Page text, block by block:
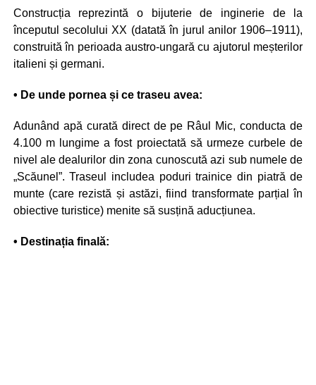
Construcția reprezintă o bijuterie de inginerie de la
începutul secolului XX (datată în jurul anilor 1906–1911),
construită în perioada austro-ungară cu ajutorul meșterilor
italieni și germani.
• De unde pornea și ce traseu avea:
Adunând apă curată direct de pe Râul Mic, conducta de
4.100 m lungime a fost proiectată să urmeze curbele de
nivel ale dealurilor din zona cunoscută azi sub numele de
„Scăunel”. Traseul includea poduri trainice din piatră de
munte (care rezistă și astăzi, fiind transformate parțial în
obiective turistice) menite să susțină aducțiunea.
• Destinația finală: